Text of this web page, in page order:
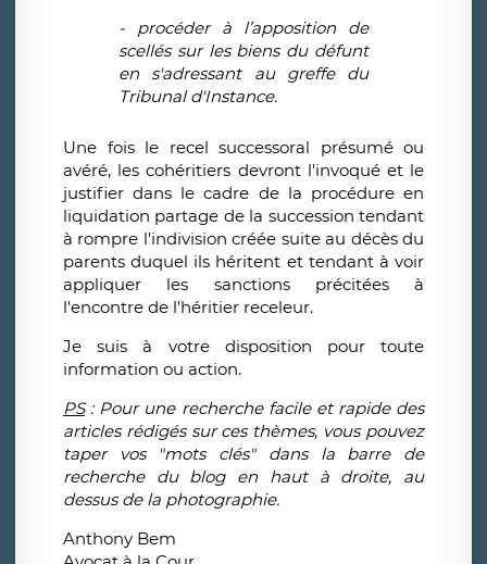
- procéder à l’apposition de
scellés sur les biens du défunt
en s'adressant au greffe du
Tribunal d'Instance.
Une fois le recel successoral présumé ou
avéré, les cohéritiers devront l'invoqué et le
justifier dans le cadre de la procédure en
liquidation partage de la succession tendant
à rompre l'indivision créée suite au décès du
parents duquel ils héritent et tendant à voir
appliquer les sanctions précitées à
l'encontre de l'héritier receleur.
Je suis à votre disposition pour toute
information ou action.
PS: Pour une recherche facile et rapide des
articles rédigés sur ces thèmes, vous pouvez
taper vos "mots clés" dans la barre de
recherche du blog en haut à droite, au
dessus de la photographie.
Anthony Bem